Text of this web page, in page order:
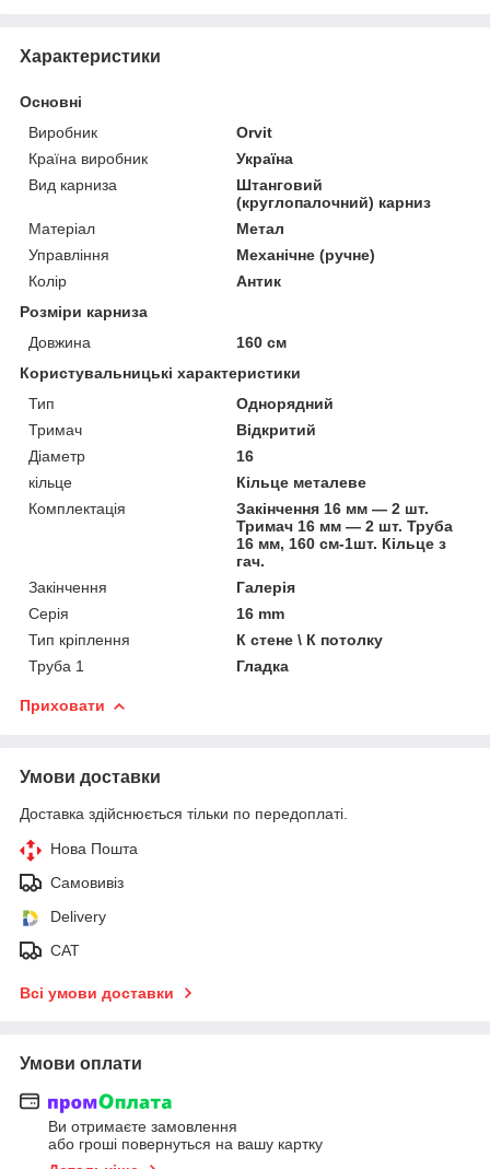
Характеристики
Основні
Виробник
Orvit
Країна виробник
Україна
Вид карниза
Штанговий
(круглопалочний) карниз
Матеріал
Метал
Управління
Механічне (ручне)
Колір
Антик
Розміри карниза
Довжина
160 см
Користувальницькі характеристики
Тип
Однорядний
Тримач
Відкритий
Діаметр
16
кільце
Кільце металеве
Комплектація
Закінчення 16 мм — 2 шт.
Тримач 16 мм — 2 шт. Труба
16 мм, 160 см-1шт. Кільце з
гач.
Закінчення
Галерія
Серія
16 mm
Тип кріплення
К стене \ К потолку
Труба 1
Гладка
Приховати
Умови доставки
Доставка здійснюється тільки по передоплаті.
Нова Пошта
Самовивіз
Delivery
САТ
Всі умови доставки
Умови оплати
Ви отримаєте замовлення
або гроші повернуться на вашу картку